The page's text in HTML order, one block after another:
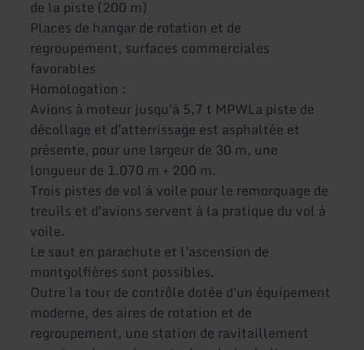
de la piste (200 m)
Places de hangar de rotation et de
regroupement, surfaces commerciales
favorables
Homologation :
Avions à moteur jusqu'à 5,7 t MPWLa piste de
décollage et d'atterrissage est asphaltée et
présente, pour une largeur de 30 m, une
longueur de 1.070 m + 200 m.
Trois pistes de vol à voile pour le remorquage de
treuils et d'avions servent à la pratique du vol à
voile.
Le saut en parachute et l'ascension de
montgolfières sont possibles.
Outre la tour de contrôle dotée d'un équipement
moderne, des aires de rotation et de
regroupement, une station de ravitaillement